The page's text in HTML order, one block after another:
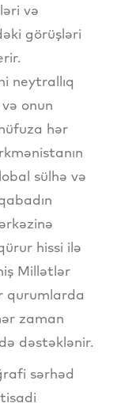
və
görüşləri
neytrallıq
onun
hər
sülhə və
hissi ilə
Millətlər
qurumlarda
zaman
dəstəklənir.
sərhəd